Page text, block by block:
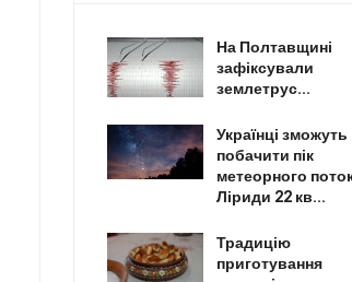
На Полтавщині
зафіксували
землетрус...
Українці зможуть
побачити пік
метеорного
Ліриди 22 кв...
Традицію
приготування